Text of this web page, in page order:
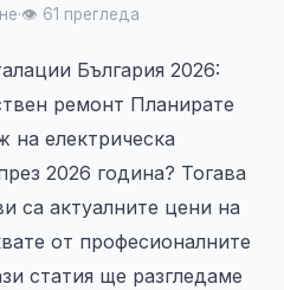
·👁 61 прегледа
България 2026:
ремонт Планирате
на електрическа
2026 година? Тогава
са актуалните цени на
от професионалните
статия ще разгледаме